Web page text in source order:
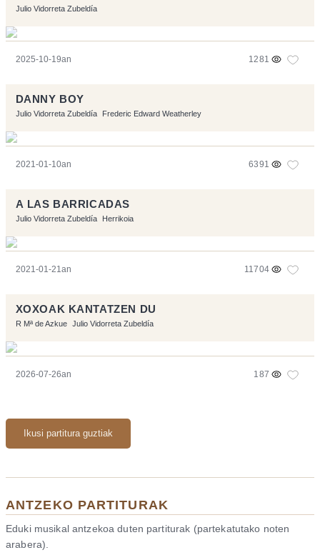
Julio Vidorreta Zubeldía
2025-10-19an 1281
DANNY BOY
Julio Vidorreta Zubeldía Frederic Edward Weatherley
2021-01-10an 6391
A LAS BARRICADAS
Julio Vidorreta Zubeldía Herrikoia
2021-01-21an 11704
XOXOAK KANTATZEN DU
R Mª de Azkue Julio Vidorreta Zubeldía
2026-07-26an 187
Ikusi partitura guztiak
ANTZEKO PARTITURAK
Eduki musikal antzekoa duten partiturak (partekatutako noten
arabera).